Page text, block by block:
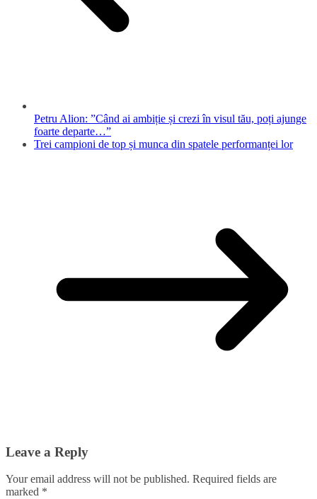
Petru Alion: ”Când ai ambiție și crezi în visul tău, poți ajunge
foarte departe…”
Trei campioni de top și munca din spatele performanței lor
Leave a Reply
Your email address will not be published. Required fields are
marked *